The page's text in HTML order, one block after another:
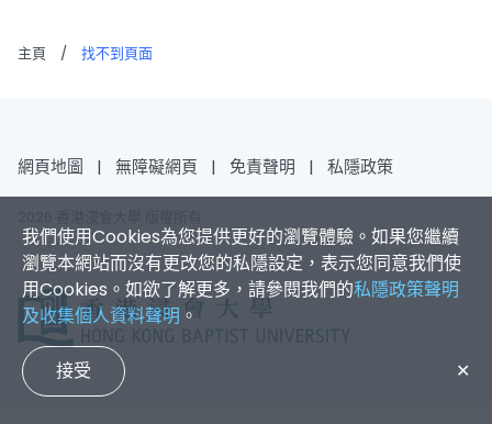
主頁 / 找不到頁面
我們使用Cookies為您提供更好的瀏覽體驗。如果您繼續
瀏覽本網站而沒有更改您的私隱設定，表示您同意我們使
用Cookies。如欲了解更多，請參閱我們的私隱政策聲明
及收集個人資料聲明 。
接受 ✕
網頁地圖 | 無障礙網頁 | 免責聲明 | 私隱政策